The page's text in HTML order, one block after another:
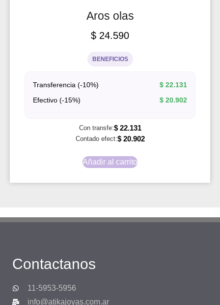
Aros olas
$ 24.590
BENEFICIOS
Transferencia (-10%) $ 22.131
Efectivo (-15%)
$ 20.902
Con transfe:$22.131
Contado efect:$20.902
Añadir al carrito
Contactanos
11-5953-5956
info@atikajoyas.com.ar